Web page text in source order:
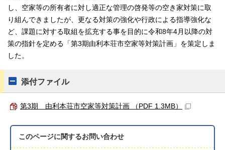
し、空家等の所有者に対し適正な管理の啓発等の空き家対策に取
り組んできましたが、更なる対策の強化や行政による指導強化な
ど、課題に対する取組を拡充する事を目的に令和8年4月以降の対
策の指針を定める「第3期由利本荘市空家等対策計画」を策定しま
した。
添付ファイル
第3期 由利本荘市空家等対策計画 （PDF 1.3MB）
このページに関するお問い合わせ